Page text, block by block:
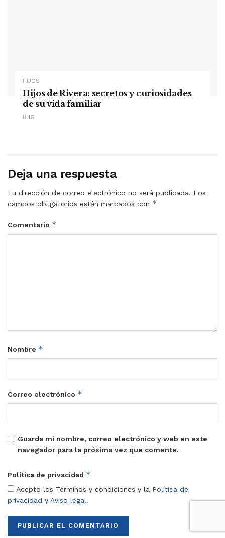
HIJOS
Hijos de Rivera: secretos y curiosidades
de su vida familiar
16
Deja una respuesta
Tu dirección de correo electrónico no será publicada. Los
campos obligatorios están marcados con *
Comentario *
Nombre *
Correo electrónico *
Guarda mi nombre, correo electrónico y web en este
navegador para la próxima vez que comente.
Política de privacidad *
Acepto los Términos y condiciones y la Política de
privacidad y Aviso legal.